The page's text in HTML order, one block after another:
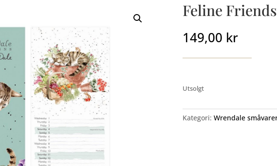
Feline
149,00 kr
Utsolgt
Kategori: Wrendale